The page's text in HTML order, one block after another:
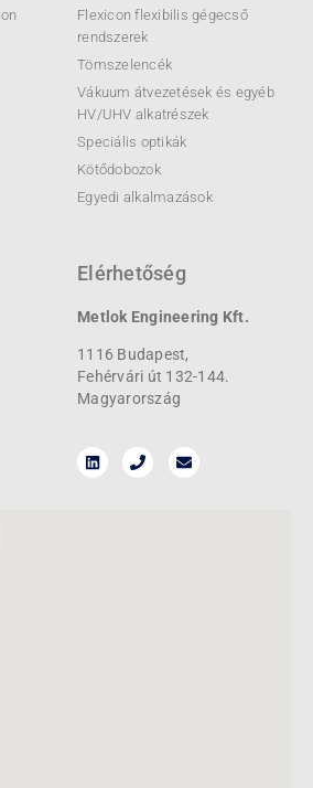
Flexicon flexibilis gégecső
rendszerek
Tömszelencék
Vákuum átvezetések és egyéb
HV/UHV alkatrészek
Speciális optikák
Kötődobozok
Egyedi alkalmazások
Elérhetőség
Metlok Engineering Kft.
1116 Budapest,
Fehérvári út 132-144.
Magyarország